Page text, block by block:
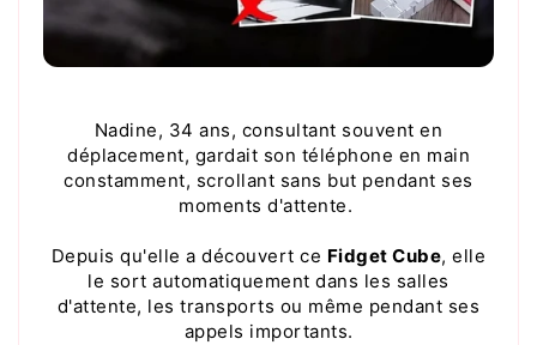
Nadine, 34 ans, consultant souvent en
déplacement, gardait son téléphone en main
constamment, scrollant sans but pendant ses
moments d'attente.
Depuis qu'elle a découvert ce Fidget Cube, elle
le sort automatiquement dans les salles
d'attente, les transports ou même pendant ses
appels importants.